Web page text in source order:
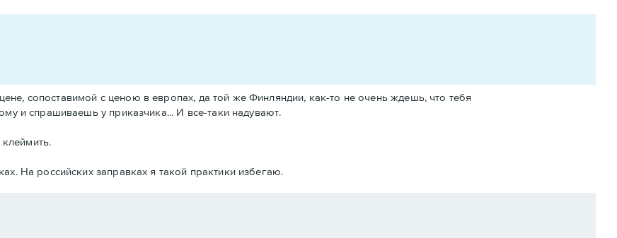
сопоставимой с ценою в европах, да той же Финляндии, как-то не очень ждешь, что тебя
и спрашиваешь у приказчика... И все-таки надувают.
На российских заправках я такой практики избегаю.